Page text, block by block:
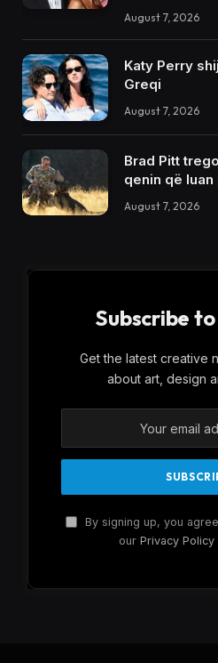
August 7, 2026
Katy Perry
Greqi
August 7, 2026
Brad Pitt
qenin që
August 7, 2026
Subscribe
Get the latest creative
about art, design
By signing up, you
our Privacy Policy